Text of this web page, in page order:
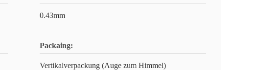
0.43mm
Packaing:
Vertikalverpackung (Auge zum Himmel)